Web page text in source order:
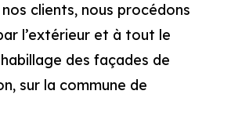
clients, nous procédons
l’extérieur et à tout le
des façades de
sur la commune de